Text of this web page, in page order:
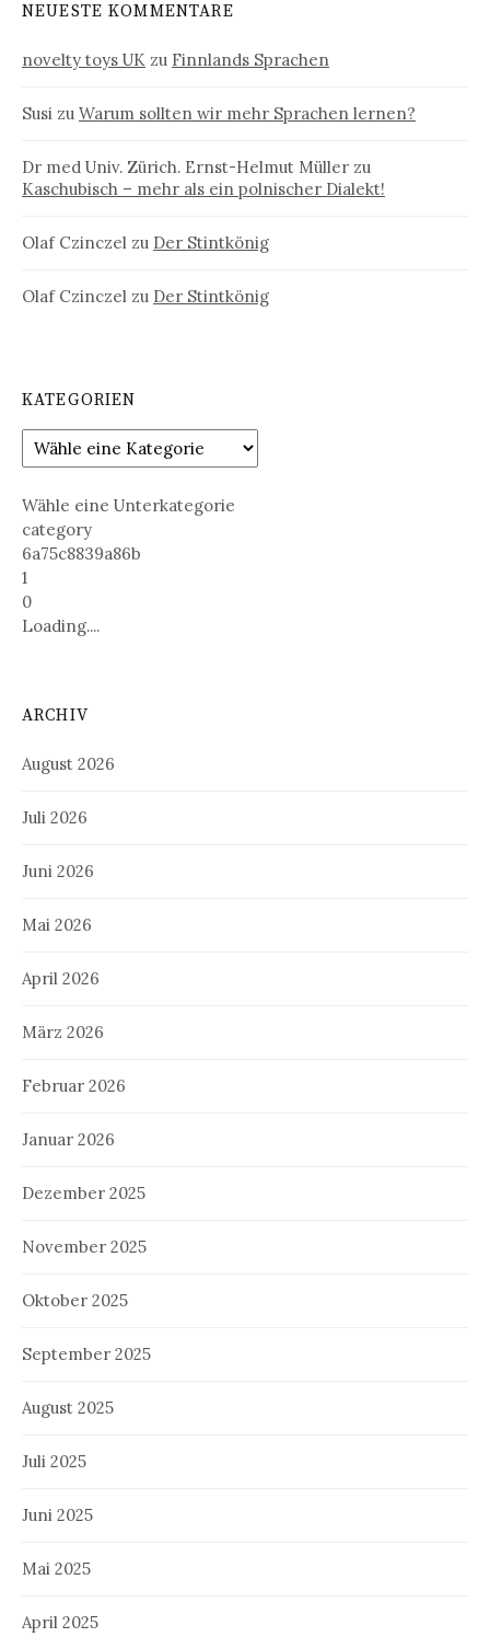
NEUESTE KOMMENTARE
novelty toys UK zu Finnlands Sprachen
Susi zu Warum sollten wir mehr Sprachen lernen?
Dr med Univ. Zürich. Ernst-Helmut Müller zu
Kaschubisch – mehr als ein polnischer Dialekt!
Olaf Czinczel zu Der Stintkönig
Olaf Czinczel zu Der Stintkönig
KATEGORIEN
Wähle eine Unterkategorie
category
6a75c8839a86b
1
0
Loading....
ARCHIV
August 2026
Juli 2026
Juni 2026
Mai 2026
April 2026
März 2026
Februar 2026
Januar 2026
Dezember 2025
November 2025
Oktober 2025
September 2025
August 2025
Juli 2025
Juni 2025
Mai 2025
April 2025